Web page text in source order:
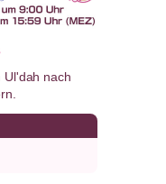
nach